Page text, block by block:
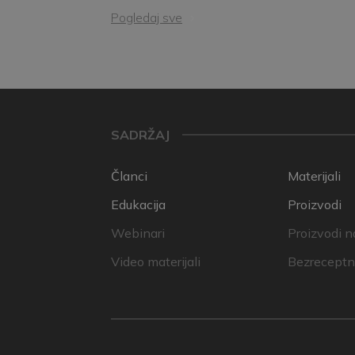
Pogledaj sve
SADRŽAJ
Članci
Edukacija
Webinari
Video materijali
Materijali
Proizvodi
Proizvodi